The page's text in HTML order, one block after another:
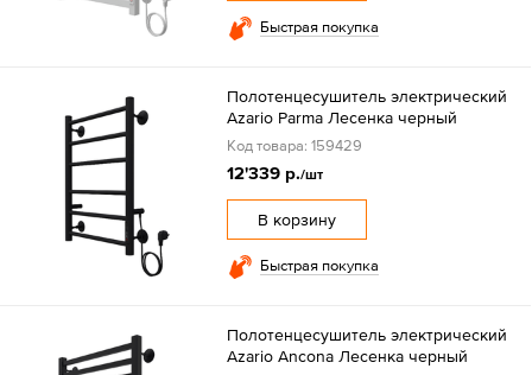
Быстрая покупка
Полотенцесушитель электрический
Azario Parma Лесенка черный
Код товара: 159429
12'339 р./шт
В корзину
Быстрая покупка
Полотенцесушитель электрический
Azario Ancona Лесенка черный